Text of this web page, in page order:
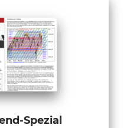
Spezial